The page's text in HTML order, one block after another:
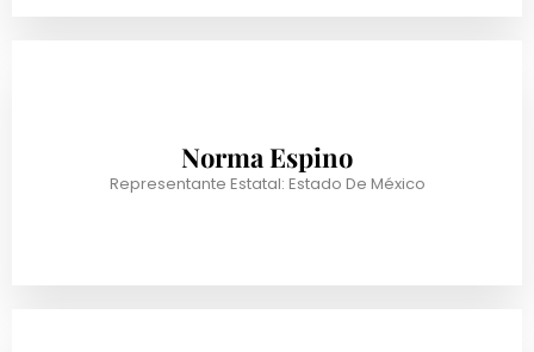
Norma Espino
Representante Estatal: Estado De México